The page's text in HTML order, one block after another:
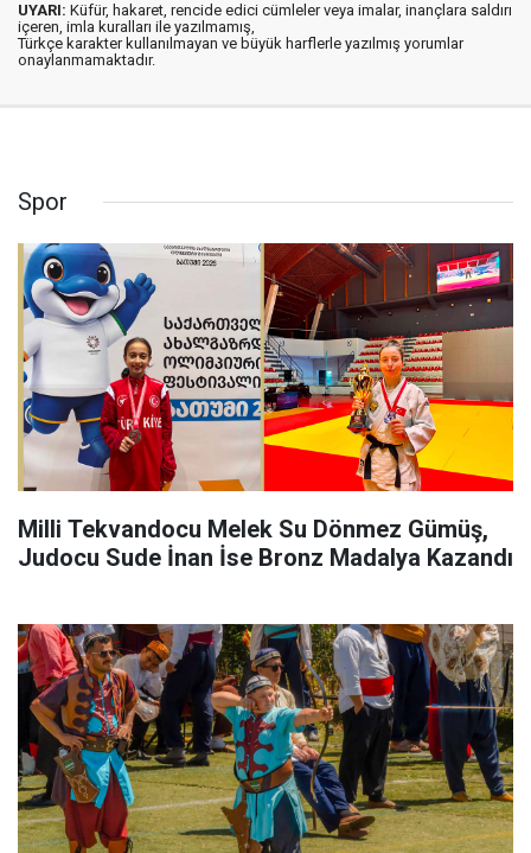
UYARI: Küfür, hakaret, rencide edici cümleler veya imalar, inançlara saldırı
içeren, imla kuralları ile yazılmamış,
Türkçe karakter kullanılmayan ve büyük harflerle yazılmış yorumlar
onaylanmamaktadır.
Spor
Milli Tekvandocu Melek Su Dönmez Gümüş,
Judocu Sude İnan İse Bronz Madalya Kazandı